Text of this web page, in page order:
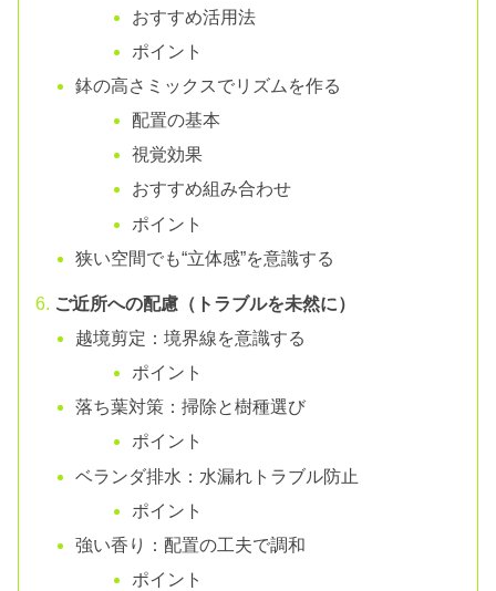
おすすめ活用法
ポイント
鉢の高さミックスでリズムを作る
配置の基本
視覚効果
おすすめ組み合わせ
ポイント
狭い空間でも“立体感”を意識する
ご近所への配慮（トラブルを未然に）
越境剪定：境界線を意識する
ポイント
落ち葉対策：掃除と樹種選び
ポイント
ベランダ排水：水漏れトラブル防止
ポイント
強い香り：配置の工夫で調和
ポイント